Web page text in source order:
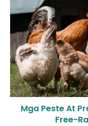
Mga Peste At
Free-